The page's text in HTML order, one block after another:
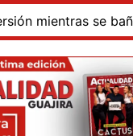
se bañaba